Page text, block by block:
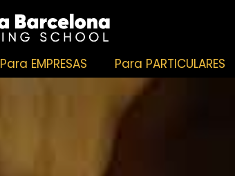
Para EMPRESAS Para PARTICULARES